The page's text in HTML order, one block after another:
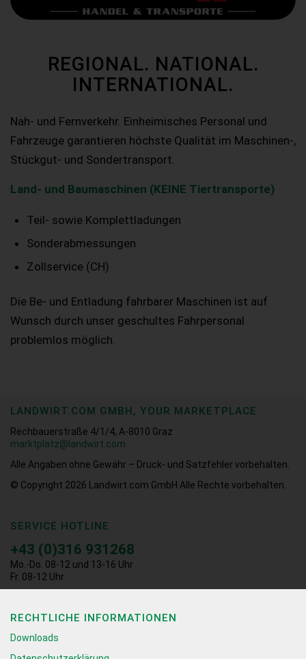
REGIONAL. NATIONAL.
INTERNATIONAL.
Nah- und Fernverkehr. Einheimisches Personal und
Fahrzeuge garantieren höchste Qualität im Maschinen-,
Stückgut- und Sondertransport.
Land- und Baumaschinen (KEINE Tiertransporte)
Teil- sowie Komplettladungen
Sonderabmessungen
Zollservice (CH)
Die Be- und Entladung fahrbarer Maschinen ist auf
Wunsch durch unser geschultes Fahrpersonal
problemlos möglich.
LANDWIRT.COM GMBH, YOUR MARKETPLACE
Rechbauerstraße 4/1/4, A-8010 Graz
marktplatz@landwirt.com
Alle Angaben ohne Gewähr – Druck- und Satzfehler vorbehalten.
© Copyright 2026
Landwirt.com GmbH Alle Rechte vorbehalten.
SERVICE HOTLINE
+43 (0)316 931268
Mo.-Do. 08-12 und 13-16 Uhr
Fr. 08-12 Uhr
RECHTLICHE INFORMATIONEN
Downloads